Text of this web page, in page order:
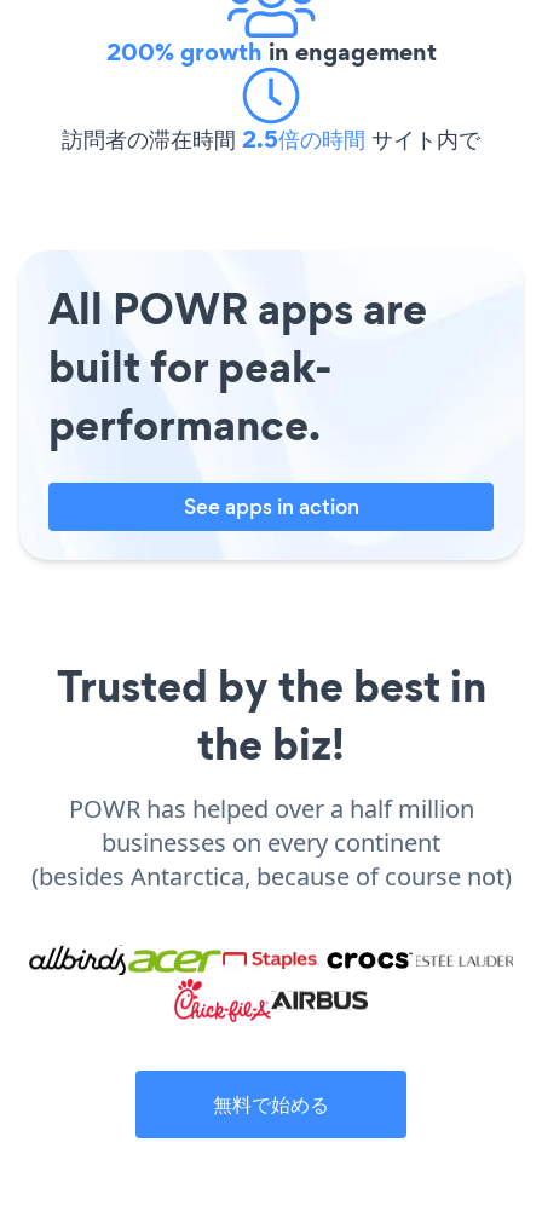
200% growth in engagement
訪問者の滞在時間 2.5倍の時間 サイト内で
All POWR apps are
built for peak-
performance.
See apps in action
Trusted by the best in
the biz!
POWR has helped over a half million
businesses on every continent
(besides Antarctica, because of course not)
無料で始める